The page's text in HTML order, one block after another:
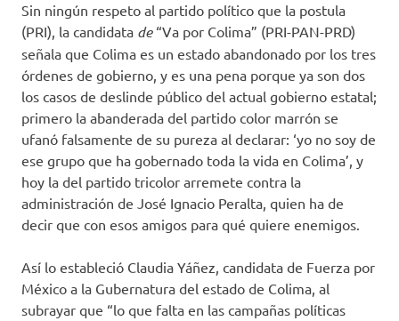
Sin ningún respeto al partido político que la postula
(PRI), la candidata de “Va por Colima” (PRI-PAN-PRD)
señala que Colima es un estado abandonado por los tres
órdenes de gobierno, y es una pena porque ya son dos
los casos de deslinde público del actual gobierno estatal;
primero la abanderada del partido color marrón se
ufanó falsamente de su pureza al declarar: ‘yo no soy de
ese grupo que ha gobernado toda la vida en Colima’, y
hoy la del partido tricolor arremete contra la
administración de José Ignacio Peralta, quien ha de
decir que con esos amigos para qué quiere enemigos.
Así lo estableció Claudia Yáñez, candidata de Fuerza por
México a la Gubernatura del estado de Colima, al
subrayar que “lo que falta en las campañas políticas